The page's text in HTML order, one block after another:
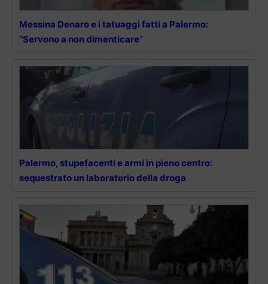
Messina Denaro e i tatuaggi fatti a Palermo:
“Servono a non dimenticare”
Palermo, stupefacenti e armi in pieno centro:
sequestrato un laboratorio della droga